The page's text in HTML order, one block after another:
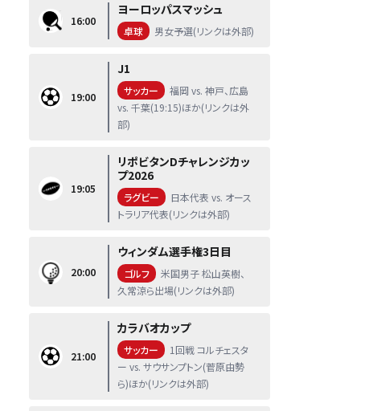
16:00
ヨーロッパスマッシュ
卓球 男女予選(リンクは外部)
19:00
J1
サッカー
福岡 vs. 神戸、広島
vs. 千葉(19:15)ほか(リンクは外
部)
19:05
リポビタンDチャレンジカッ
プ2026
ラグビー
日本代表 vs. オース
トラリア代表(リンクは外部)
20:00
ウィンダム選手権3日目
ゴルフ
米国男子 松山英樹、
久常涼ら出場(リンクは外部)
21:00
カラバオカップ
サッカー
1回戦 コルチェスタ
ー vs. サウサンプトン(菅原由勢
ら)ほか(リンクは外部)